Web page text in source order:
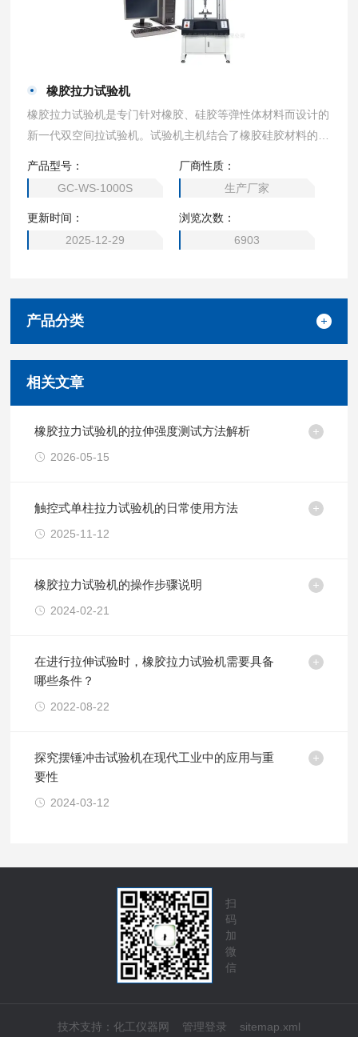
橡胶拉力试验机
橡胶拉力试验机是专门针对橡胶、硅胶等弹性体材料而设计的
新一代双空间拉试验机。试验机主机结合了橡胶硅胶材料的高
可靠。计算机系统通过控制器，经调速系统控制交流伺服电机
转动，经减速系统减速后通过精密丝杠副带动移动横梁上升、
下降，完成试样的拉伸力，延伸率，拉伸强度，断裂变形等试
产品型号：
GC-WS-1000S
厂商性质：
生产厂家
更新时间：
2025-12-29
浏览次数：
6903
产品分类
相关文章
橡胶拉力试验机的拉伸强度测试方法解析
2026-05-15
触控式单柱拉力试验机的日常使用方法
2025-11-12
橡胶拉力试验机的操作步骤说明
2024-02-21
在进行拉伸试验时，橡胶拉力试验机需要具备
哪些条件？
2022-08-22
探究摆锤冲击试验机在现代工业中的应用与重
要性
2024-03-12
扫
码
加
微
信
技术支持： 化工仪器网 管理登录 sitemap.xml